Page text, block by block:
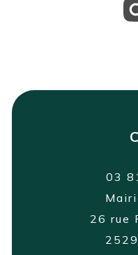
03
26 rue